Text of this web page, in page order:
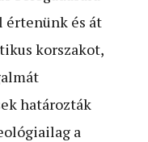
értenünk és át
korszakot,
határozták
a